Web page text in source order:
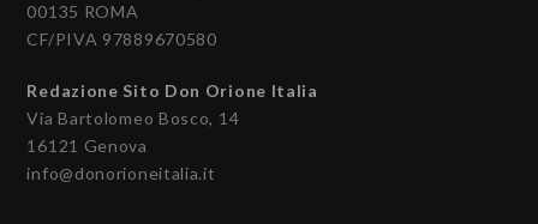
00135 ROMA
CF/PIVA 97889670580
Redazione Sito Don Orione Italia
Via Bartolomeo Bosco, 14
16121 Genova
info@donorioneitalia.it